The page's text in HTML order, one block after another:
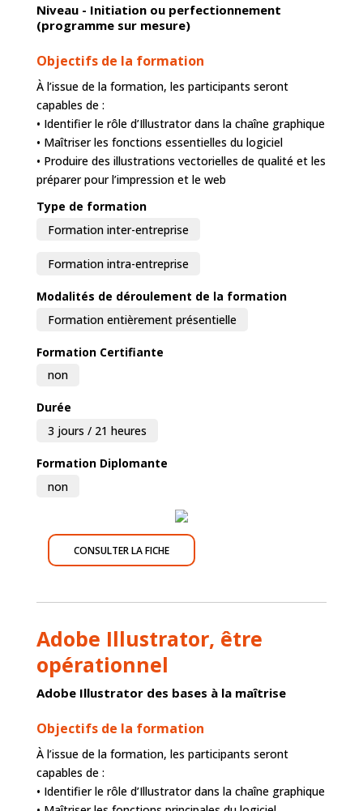
Niveau - Initiation ou perfectionnement
(programme sur mesure)
Objectifs de la formation
À l’issue de la formation, les participants seront
capables de :
• Identifier le rôle d’Illustrator dans la chaîne graphique
• Maîtriser les fonctions essentielles du logiciel
• Produire des illustrations vectorielles de qualité et les
préparer pour l’impression et le web
Type de formation
Formation inter-entreprise
Formation intra-entreprise
Modalités de déroulement de la formation
Formation entièrement présentielle
Formation Certifiante
non
Durée
3 jours / 21 heures
Formation Diplomante
non
CONSULTER LA FICHE
Adobe Illustrator, être
opérationnel
Adobe Illustrator des bases à la maîtrise
Objectifs de la formation
À l’issue de la formation, les participants seront
capables de :
• Identifier le rôle d’Illustrator dans la chaîne graphique